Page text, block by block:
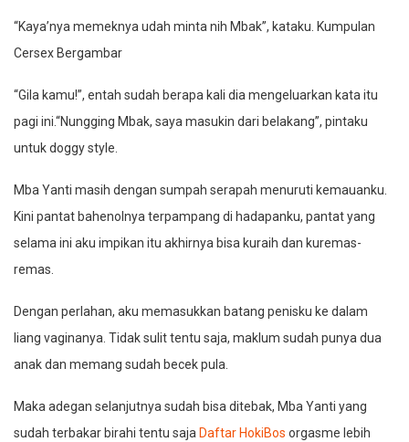
“Kaya’nya memeknya udah minta nih Mbak”, kataku. Kumpulan
Cersex Bergambar
“Gila kamu!”, entah sudah berapa kali dia mengeluarkan kata itu
pagi ini.“Nungging Mbak, saya masukin dari belakang”, pintaku
untuk doggy style.
Mba Yanti masih dengan sumpah serapah menuruti kemauanku.
Kini pantat bahenolnya terpampang di hadapanku, pantat yang
selama ini aku impikan itu akhirnya bisa kuraih dan kuremas-
remas.
Dengan perlahan, aku memasukkan batang penisku ke dalam
liang vaginanya. Tidak sulit tentu saja, maklum sudah punya dua
anak dan memang sudah becek pula.
Maka adegan selanjutnya sudah bisa ditebak, Mba Yanti yang
sudah terbakar birahi tentu saja Daftar HokiBos orgasme lebih